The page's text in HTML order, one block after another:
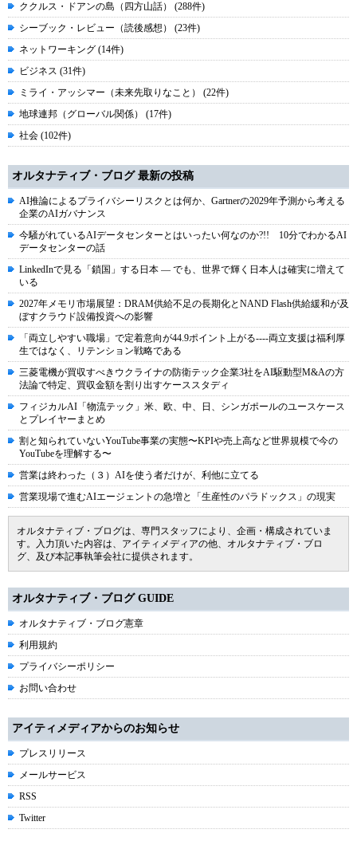
ククルス・ドアンの島（四方山話） (288件)
シーブック・レビュー（読後感想） (23件)
ネットワーキング (14件)
ビジネス (31件)
ミライ・アッシマー（未来先取りなこと） (22件)
地球連邦（グローバル関係） (17件)
社会 (102件)
オルタナティブ・ブログ 最新の投稿
AI推論によるプライバシーリスクとは何か、Gartnerの2029年予測から考える
企業のAIガバナンス
今騒がれているAIデータセンターとはいったい何なのか?!! 10分でわかるAI
データセンターの話
LinkedInで見る「鎖国」する日本 ― でも、世界で輝く日本人は確実に増えて
いる
2027年メモリ市場展望：DRAM供給不足の長期化とNAND Flash供給緩和が及
ぼすクラウド設備投資への影響
「両立しやすい職場」で定着意向が44.9ポイント上がる----両立支援は福利厚
生ではなく、リテンション戦略である
三菱電機が買収すべきウクライナの防衛テック企業3社をAI駆動型M&Aの方
法論で特定、買収金額を割り出すケーススタディ
フィジカルAI「物流テック」米、欧、中、日、シンガポールのユースケース
とプレイヤーまとめ
割と知られていないYouTube事業の実態〜KPIや売上高など世界規模で今の
YouTubeを理解する〜
営業は終わった（３）AIを使う者だけが、利他に立てる
営業現場で進むAIエージェントの急増と「生産性のパラドックス」の現実
オルタナティブ・ブログは、専門スタッフにより、企画・構成されていま
す。入力頂いた内容は、アイティメディアの他、オルタナティブ・ブロ
グ、及び本記事執筆会社に提供されます。
オルタナティブ・ブログ GUIDE
オルタナティブ・ブログ憲章
利用規約
プライバシーポリシー
お問い合わせ
アイティメディアからのお知らせ
プレスリリース
メールサービス
RSS
Twitter